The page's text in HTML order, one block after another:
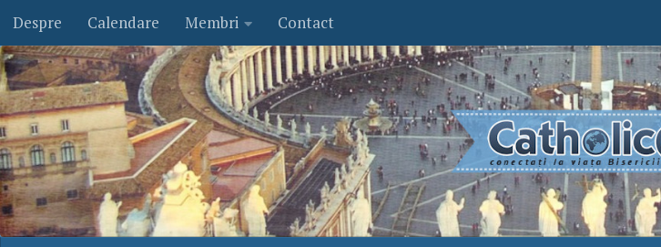
Skip to content
Despre Calendare Membri Contact